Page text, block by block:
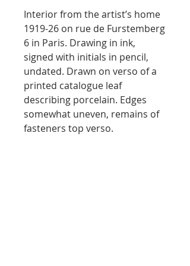
Interior from the artist’s home
1919-26 on rue de Furstemberg
6 in Paris. Drawing in ink,
signed with initials in pencil,
undated. Drawn on verso of a
printed catalogue leaf
describing porcelain. Edges
somewhat uneven, remains of
fasteners top verso.